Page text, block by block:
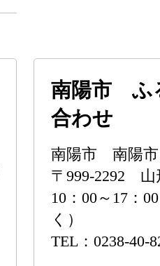
南陽市 ふ
合わせ
南陽市 南陽市
〒999-2292 山
10：00～17：
く）
TEL：0238-40-